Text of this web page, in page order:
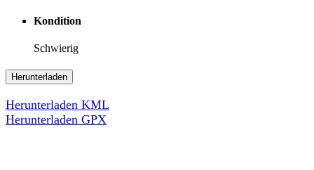
Kondition
Schwierig
Herunterladen
Herunterladen KML
Herunterladen GPX